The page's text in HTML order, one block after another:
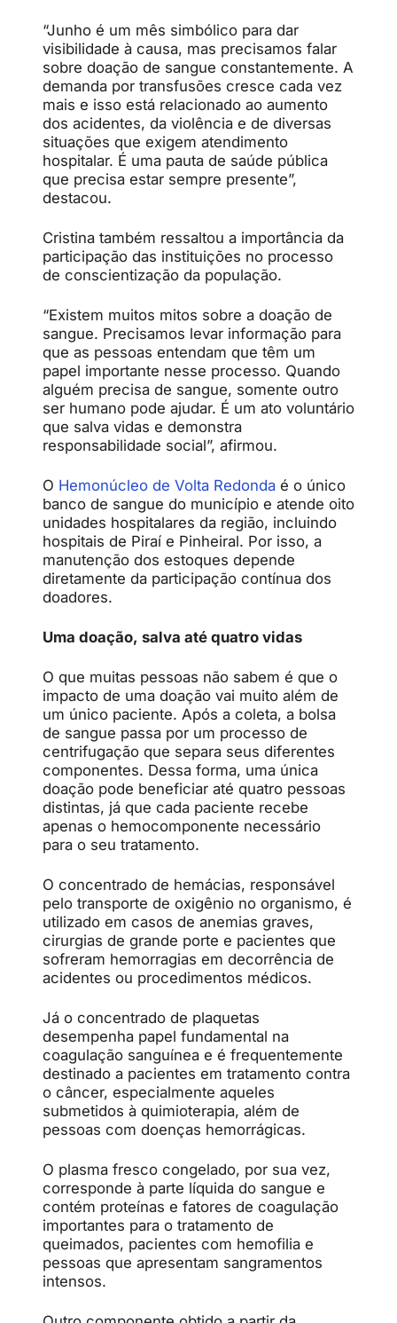
“Junho é um mês simbólico para dar
visibilidade à causa, mas precisamos falar
sobre doação de sangue constantemente. A
demanda por transfusões cresce cada vez
mais e isso está relacionado ao aumento
dos acidentes, da violência e de diversas
situações que exigem atendimento
hospitalar. É uma pauta de saúde pública
que precisa estar sempre presente”,
destacou.
Cristina também ressaltou a importância da
participação das instituições no processo
de conscientização da população.
“Existem muitos mitos sobre a doação de
sangue. Precisamos levar informação para
que as pessoas entendam que têm um
papel importante nesse processo. Quando
alguém precisa de sangue, somente outro
ser humano pode ajudar. É um ato voluntário
que salva vidas e demonstra
responsabilidade social”, afirmou.
O Hemonúcleo de Volta Redonda é o único
banco de sangue do município e atende oito
unidades hospitalares da região, incluindo
hospitais de Piraí e Pinheiral. Por isso, a
manutenção dos estoques depende
diretamente da participação contínua dos
doadores.
Uma doação, salva até quatro vidas
O que muitas pessoas não sabem é que o
impacto de uma doação vai muito além de
um único paciente. Após a coleta, a bolsa
de sangue passa por um processo de
centrifugação que separa seus diferentes
componentes. Dessa forma, uma única
doação pode beneficiar até quatro pessoas
distintas, já que cada paciente recebe
apenas o hemocomponente necessário
para o seu tratamento.
O concentrado de hemácias, responsável
pelo transporte de oxigênio no organismo, é
utilizado em casos de anemias graves,
cirurgias de grande porte e pacientes que
sofreram hemorragias em decorrência de
acidentes ou procedimentos médicos.
Já o concentrado de plaquetas
desempenha papel fundamental na
coagulação sanguínea e é frequentemente
destinado a pacientes em tratamento contra
o câncer, especialmente aqueles
submetidos à quimioterapia, além de
pessoas com doenças hemorrágicas.
O plasma fresco congelado, por sua vez,
corresponde à parte líquida do sangue e
contém proteínas e fatores de coagulação
importantes para o tratamento de
queimados, pacientes com hemofilia e
pessoas que apresentam sangramentos
intensos.